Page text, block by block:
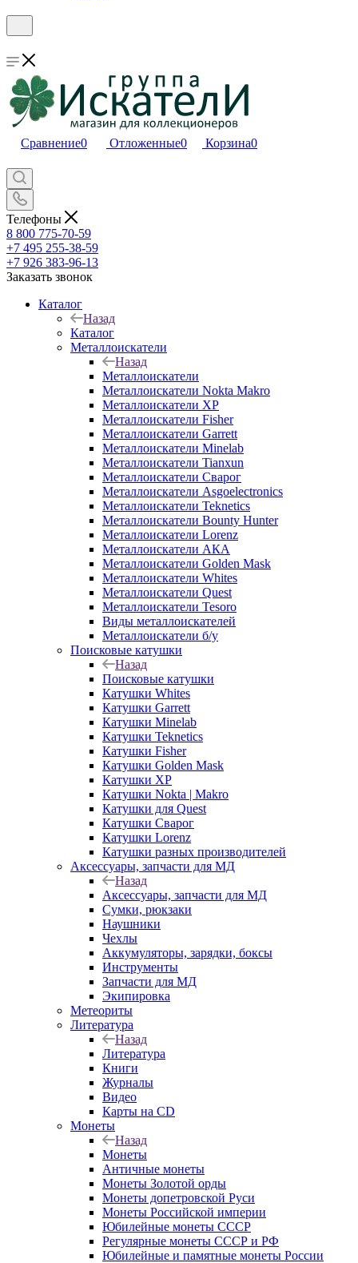
Сравнение0 Отложенные0 Корзина0
Телефоны
8 800 775-70-59
+7 495 255-38-59
+7 926 383-96-13
Заказать звонок
Каталог
Назад
Каталог
Металлоискатели
Назад
Металлоискатели
Металлоискатели Nokta Makro
Металлоискатели XP
Металлоискатели Fisher
Металлоискатели Garrett
Металлоискатели Minelab
Металлоискатели Tianxun
Металлоискатели Сварог
Металлоискатели Asgoelectronics
Металлоискатели Teknetics
Металлоискатели Bounty Hunter
Металлоискатели Lorenz
Металлоискатели АКА
Металлоискатели Golden Mask
Металлоискатели Whites
Металлоискатели Quest
Металлоискатели Tesoro
Виды металлоискателей
Металлоискатели б/у
Поисковые катушки
Назад
Поисковые катушки
Катушки Whites
Катушки Garrett
Катушки Minelab
Катушки Teknetics
Катушки Fisher
Катушки Golden Mask
Катушки XP
Катушки Nokta | Makro
Катушки для Quest
Катушки Сварог
Катушки Lorenz
Катушки разных производителей
Аксессуары, запчасти для МД
Назад
Аксессуары, запчасти для МД
Сумки, рюкзаки
Наушники
Чехлы
Аккумуляторы, зарядки, боксы
Инструменты
Запчасти для МД
Экипировка
Метеориты
Литература
Назад
Литература
Книги
Журналы
Видео
Карты на CD
Монеты
Назад
Монеты
Античные монеты
Монеты Золотой орды
Монеты допетровской Руси
Монеты Российской империи
Юбилейные монеты СССР
Регулярные монеты СССР и РФ
Юбилейные и памятные монеты России